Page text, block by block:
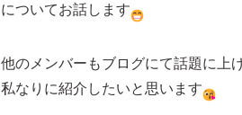
についてお話します
他のメンバーもブログにて話題に上
私なりに紹介したいと思います